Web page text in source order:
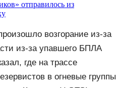
отправилось из
возгорание из-за
из-за упавшего БПЛА
где на трассе
в огневые группы